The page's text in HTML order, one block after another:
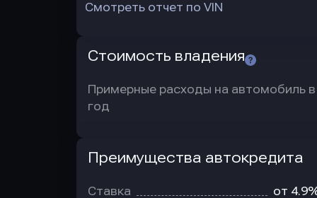
Смотреть отчет по VIN
Стоимость владения
Примерные расходы на автомобиль в
год
Преимущества автокредита
Ставка от